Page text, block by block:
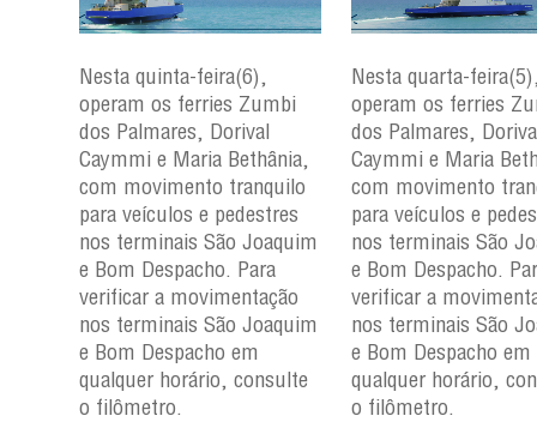
Nesta quinta-feira(6),
operam os ferries Zumbi
dos Palmares, Dorival
Caymmi e Maria Bethânia,
com movimento tranquilo
para veículos e pedestres
nos terminais São Joaquim
e Bom Despacho. Para
verificar a movimentação
nos terminais São Joaquim
e Bom Despacho em
qualquer horário, consulte
o filômetro.
Nesta quarta-
operam os ferries
dos Palmares,
Caymmi e Maria
com movimento
para veículos e
nos terminais São
e Bom Despacho.
verificar a
nos terminais São
e Bom Despacho em
qualquer horário,
o filômetro.